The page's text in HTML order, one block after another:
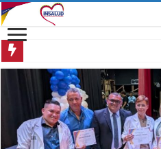
Inaugurada nueva Unidad de